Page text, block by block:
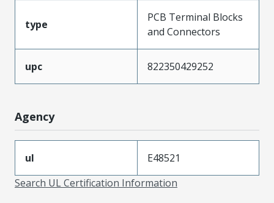
type
PCB Terminal Blocks
and Connectors
upc 822350429252
Agency
ul
E48521
Search UL Certification Information